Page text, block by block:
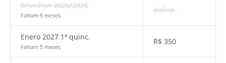
Réveillon 2026/2026
Faltam 5 meses
Indisp.
Enero 2027 1ª quinc.
Faltam 5 meses
R$ 350